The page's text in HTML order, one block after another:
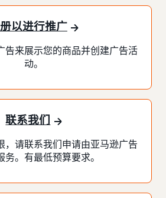
以进行推广
告来展示您的商品并创建广告活
动。
联系我们
，请联系我们申请由亚马逊广告
务。有最低预算要求。